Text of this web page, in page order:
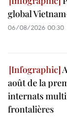
global
06/08/2026 00:30
août de la
internats
frontalières